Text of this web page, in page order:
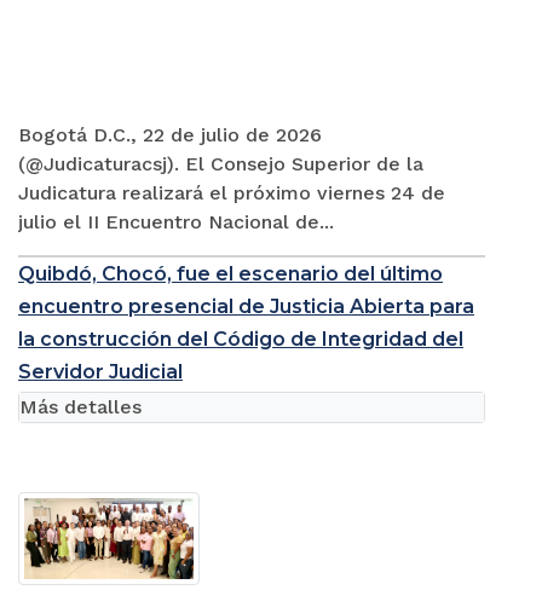
Bogotá D.C., 22 de julio de 2026
(@Judicaturacsj). El Consejo Superior de la
Judicatura realizará el próximo viernes 24 de
julio el II Encuentro Nacional de...
Quibdó, Chocó, fue el escenario del último
encuentro presencial de Justicia Abierta para
la construcción del Código de Integridad del
Servidor Judicial
Más detalles